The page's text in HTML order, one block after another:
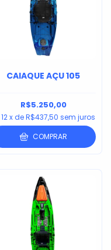
CAIAQUE AÇU 105
R$5.250,00
12x deR$437,50 sem juros
COMPRAR